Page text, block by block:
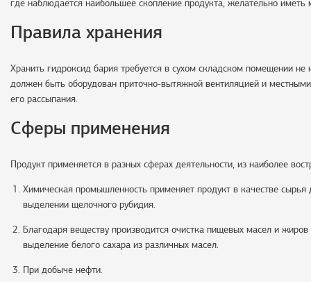
где наблюдается наибольшее скопление продукта, желательно иметь
Правила хранения
Хранить гидроксид бария требуется в сухом складском помещении
должен быть оборудован приточно-вытяжной вентиляцией и
его рассыпания.
Сферы применения
Продукт применяется в разных сферах деятельности, из наиболее
Химическая промышленность применяет продукт в качестве
выделении щелочного рубидия.
Благодаря веществу производится очистка пищевых масел и
выделение белого сахара из различных масел.
При добыче нефти.